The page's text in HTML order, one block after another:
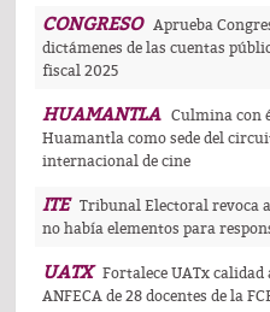
CONGRESO
Aprueba
dictámenes de las cuentas
fiscal 2025
HUAMANTLA
Culmina con
Huamantla como sede del
internacional de cine
ITE
Tribunal Electoral revoca
no había elementos para
UATX
Fortalece UATx
ANFECA de 28 docentes de la